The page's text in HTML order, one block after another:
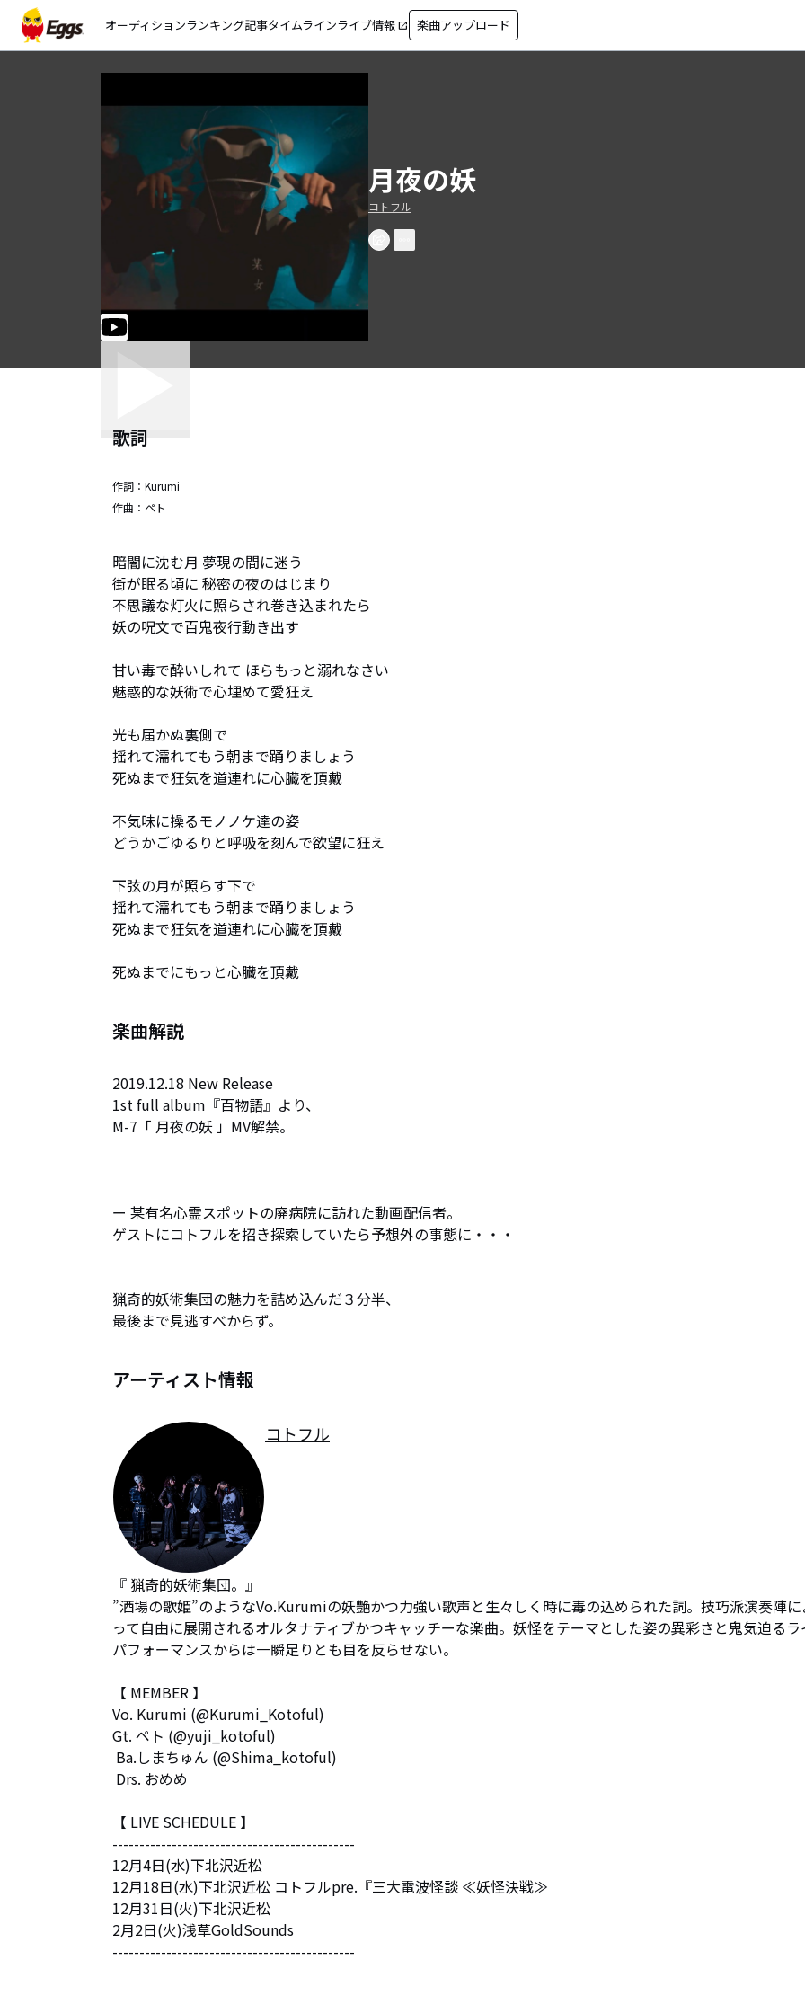
オーディションランキング記事タイムラインライブ情報 open_in_new 楽曲アップロード
月夜の妖
コトフル
歌詞
作詞： Kurumi
作曲： ペト
暗闇に沈む月 夢現の間に迷う
街が眠る頃に 秘密の夜のはじまり
不思議な灯火に照らされ巻き込まれたら
妖の呪文で百鬼夜行動き出す
甘い毒で酔いしれて ほらもっと溺れなさい
魅惑的な妖術で心埋めて愛狂え
光も届かぬ裏側で
揺れて濡れてもう朝まで踊りましょう
死ぬまで狂気を道連れに心臓を頂戴
不気味に操るモノノケ達の姿
どうかごゆるりと呼吸を刻んで欲望に狂え
下弦の月が照らす下で
揺れて濡れてもう朝まで踊りましょう
死ぬまで狂気を道連れに心臓を頂戴
死ぬまでにもっと心臓を頂戴
楽曲解説
2019.12.18 New Release
1st full album『百物語』より、
M-7「 月夜の妖 」MV解禁。
ー 某有名心霊スポットの廃病院に訪れた動画配信者。
ゲストにコトフルを招き探索していたら予想外の事態に・・・
猟奇的妖術集団の魅力を詰め込んだ３分半、
最後まで見逃すべからず。
アーティスト情報
コトフル
『 猟奇的妖術集団。』
”酒場の歌姫”のようなVo.Kurumiの妖艶かつ力強い歌声と生々しく時に毒の込められた詞。技巧派演奏陣
って自由に展開されるオルタナティブかつキャッチーな楽曲。妖怪をテーマとした姿の異彩さと鬼気迫るラ
パフォーマンスからは一瞬足りとも目を反らせない。
【 MEMBER 】
Vo. Kurumi (@Kurumi_Kotoful)
Gt. ペト (@yuji_kotoful)
【 LIVE SCHEDULE 】
---------------------------------------------
12月4日(水)下北沢近松
12月18日(水)下北沢近松 コトフルpre.『三大電波怪談 ≪妖怪決戦≫
12月31日(火)下北沢近松
2月2日(火)浅草GoldSounds
---------------------------------------------